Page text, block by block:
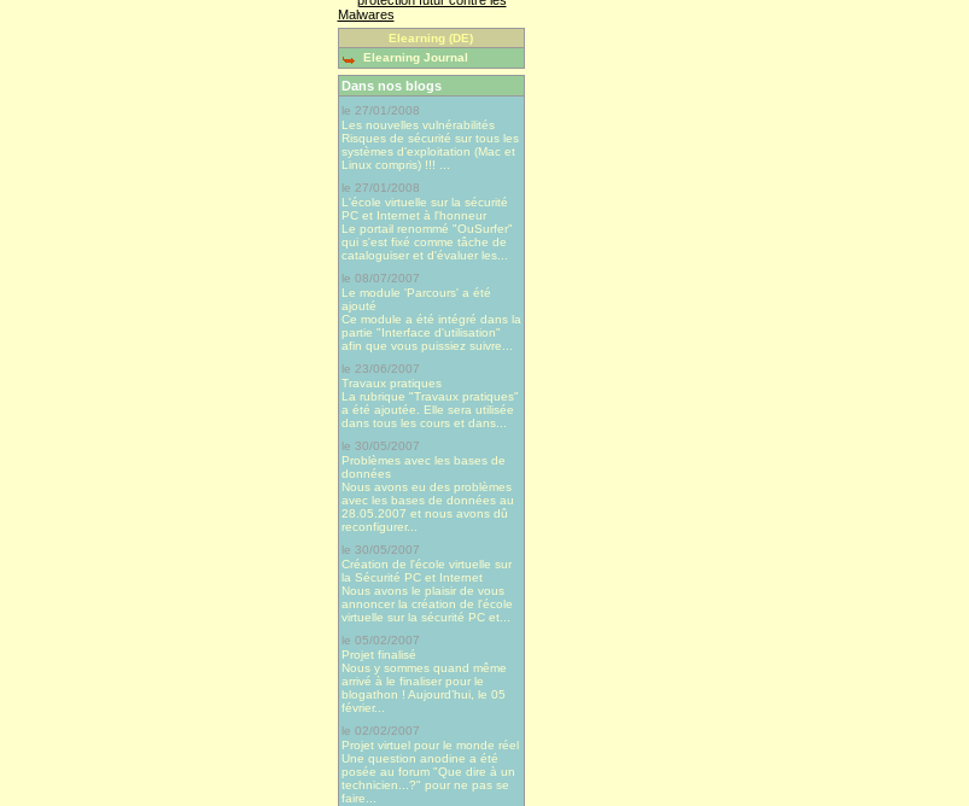
Elearning (DE)
Elearning Journal
Dans nos blogs
le 27/01/2008
Les nouvelles vulnérabilités
Risques de sécurité sur tous les
systèmes d'exploitation (Mac et
Linux compris) !!! ...
le 27/01/2008
L'école virtuelle sur la sécurité
PC et Internet à l'honneur
Le portail renommé "OuSurfer"
qui s'est fixé comme tâche de
cataloguiser et d'évaluer les...
le 08/07/2007
Le module 'Parcours' a été
ajouté
Ce module a été intégré dans la
partie "Interface d'utilisation"
afin que vous puissiez suivre...
le 23/06/2007
Travaux pratiques
La rubrique "Travaux pratiques"
a été ajoutée. Elle sera utilisée
dans tous les cours et dans...
le 30/05/2007
Problèmes avec les bases de
données
Nous avons eu des problèmes
avec les bases de données au
28.05.2007 et nous avons dû
reconfigurer...
le 30/05/2007
Création de l'école virtuelle sur
la Sécurité PC et Internet
Nous avons le plaisir de vous
annoncer la création de l'école
virtuelle sur la sécurité PC et...
le 05/02/2007
Projet finalisé
Nous y sommes quand même
arrivé à le finaliser pour le
blogathon ! Aujourd’hui, le 05
février...
le 02/02/2007
Projet virtuel pour le monde réel
Une question anodine a été
posée au forum "Que dire à un
technicien...?" pour ne pas se
faire...